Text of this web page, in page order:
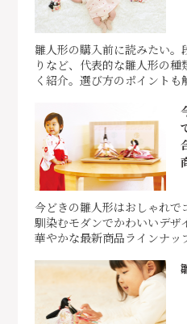
雛人形の購入前に読みたい
りなど、代表的な雛人形の
く紹介。選び方のポイントも
今どきの雛人形はおしゃれで
馴染むモダンでかわいいデザ
華やかな最新商品ラインナッ